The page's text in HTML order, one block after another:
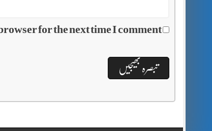
for the next time I comment.